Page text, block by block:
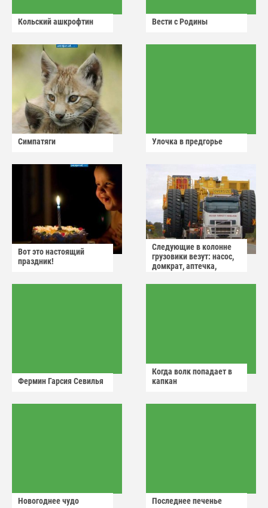
Кольский ашкрофтин Вести с Родины
Симпатяги Улочка в предгорье
Вот это настоящий
праздник!
Следующие в колонне
грузовики везут: насос,
домкрат, аптечка,
Фермин Гарсия Севилья
Когда волк попадает в
капкан
Новогоднее чудо Последнее печенье